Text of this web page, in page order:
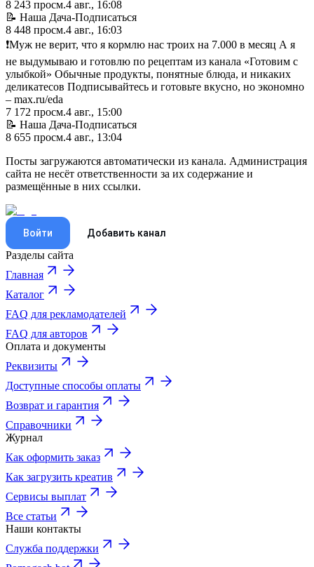
8 243 просм.4 авг., 16:08
📝 Наша Дача-Подписаться
8 448 просм.4 авг., 16:03
❗️Муж не верит, что я кормлю нас троих на 7.000 в месяц А я
не выдумываю и готовлю по рецептам из канала «Готовим с
улыбкой» Обычные продукты, понятные блюда, и никаких
деликатесов Подписывайтесь и готовьте вкусно, но экономно
– max.ru/eda
7 172 просм.4 авг., 15:00
📝 Наша Дача-Подписаться
8 655 просм.4 авг., 13:04
Посты загружаются автоматически из канала. Администрация
сайта не несёт ответственности за их содержание и
размещённые в них ссылки.
Войти Добавить канал
Разделы сайта
Главная
Каталог
FAQ для рекламодателей
FAQ для авторов
Оплата и документы
Реквизиты
Доступные способы оплаты
Возврат и гарантия
Справочники
Журнал
Как оформить заказ
Как загрузить креатив
Сервисы выплат
Все статьи
Наши контакты
Служба поддержки